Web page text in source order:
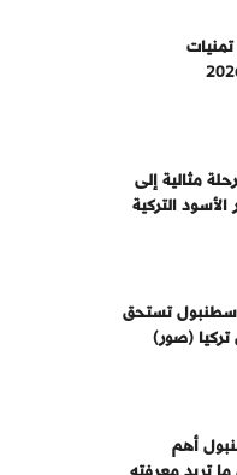
تمنيات
مثالية إلى
التركية
تستحق
تركيا (صور)
أهم